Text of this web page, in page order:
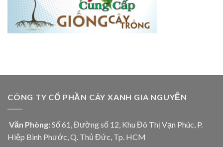
CÔNG TY CỔ PHẦN CÂY XANH GIA NGUYỄN
Văn Phòng: Số 61, Đường số 12, Khu Đô Thị Vạn Phúc, P.
Hiệp Bình Phước, Q. Thủ Đức, Tp. HCM